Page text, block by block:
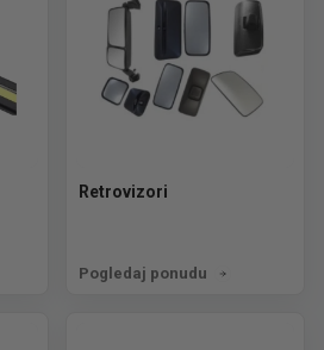
Retrovizori
Pogledaj ponudu